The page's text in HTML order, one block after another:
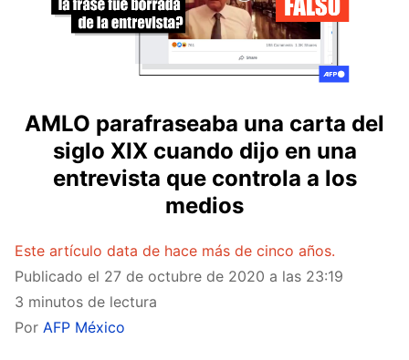
AMLO parafraseaba una carta del
siglo XIX cuando dijo en una
entrevista que controla a los
medios
Este artículo data de hace más de cinco años.
Publicado el 27 de octubre de 2020 a las 23:19
3 minutos de lectura
Por AFP México